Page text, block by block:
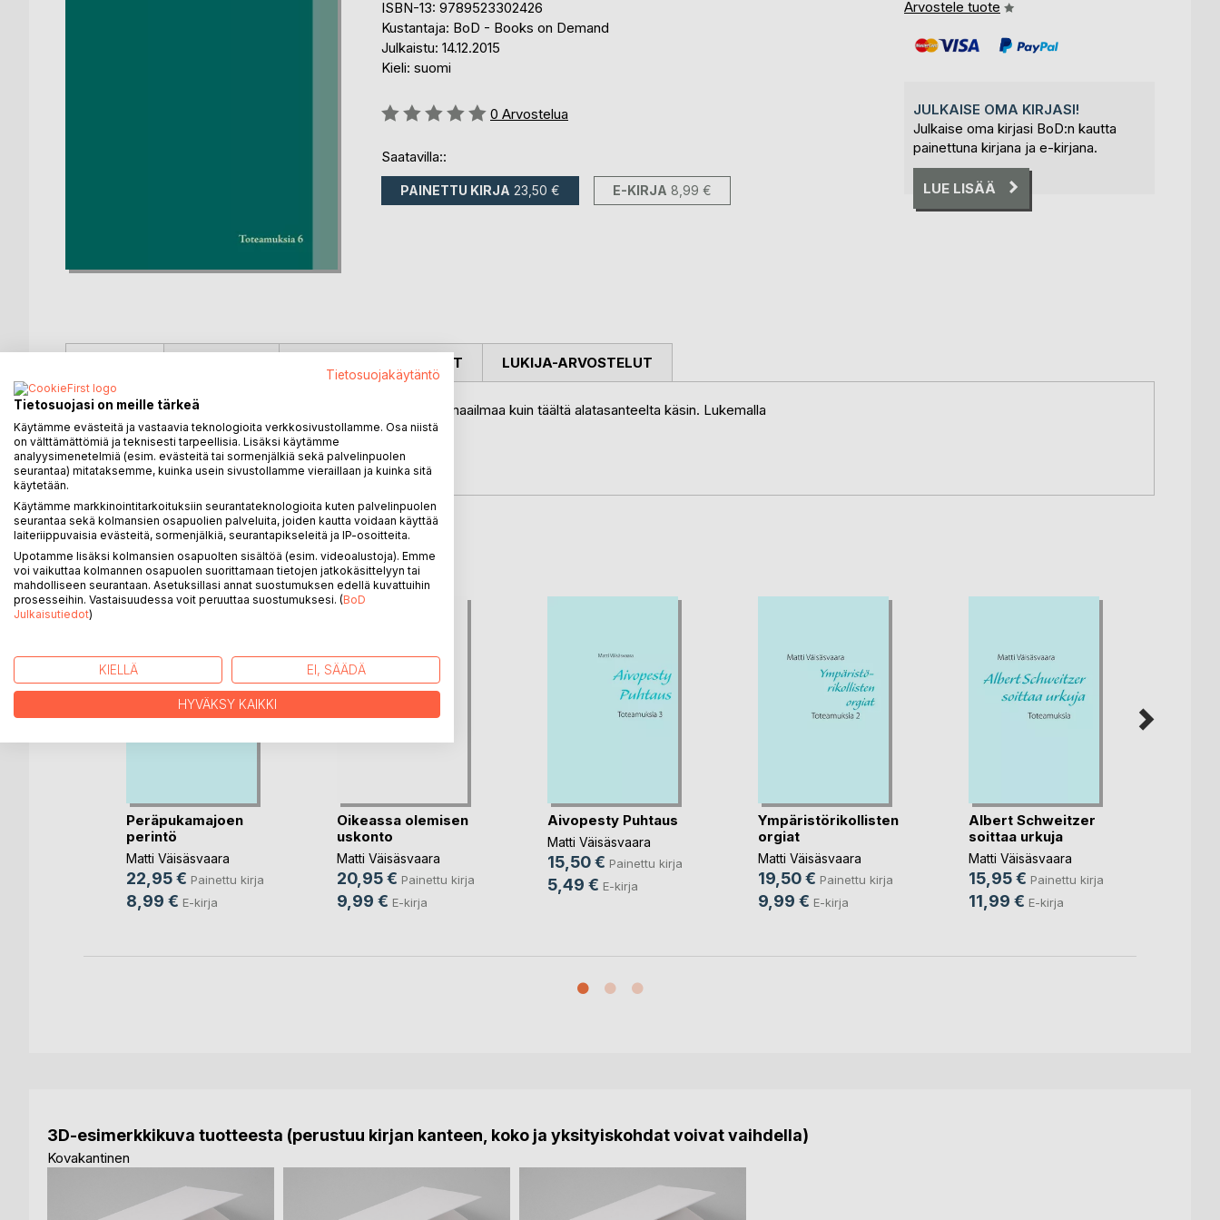
ISBN-13: 9789523302426
Kustantaja: BoD - Books on Demand
Julkaistu: 14.12.2015
Kieli: suomi
Arvostelu::
0 Arvostelua
Saatavilla::
PAINETTU KIRJA 23,50 € E-KIRJA 8,99 €
Arvostele tuote
JULKAISE OMA KIRJASI!
Julkaise oma kirjasi BoD:n kautta
painettuna kirjana ja e-kirjana.
LUE LISÄÄ
Korkeapaikan kammoa potevana en omaa kykyä katsella maailmaa kuin täältä alatasanteelta käsin. Lukemalla
saamieni tietojen perusteella ylätasanteelta käsin
katsottuna maailma näyttäytyy
kerrassaan toisennäköiseltä.
LEHDISTÖARVOSTELUT LUKIJA-ARVOSTELUT
LISÄÄ KIRJOJA BoD:LLA
Peräpukamajoen
perintö
Matti Väisäsvaara
22,95 € Painettu kirja
8,99 € E-kirja
Oikeassa olemisen
uskonto
Matti Väisäsvaara
20,95 € Painettu kirja
9,99 € E-kirja
Aivopesty Puhtaus
Matti Väisäsvaara
15,50 € Painettu kirja
5,49 € E-kirja
Ympäristörikollisten
orgiat
Matti Väisäsvaara
19,50 € Painettu kirja
9,99 € E-kirja
Albert Schweitzer
soittaa urkuja
Matti Väisäsvaara
15,95 € Painettu kirja
11,99 € E-kirja
3D-esimerkkikuva tuotteesta (perustuu kirjan kanteen, koko ja yksityiskohdat voivat vaihdella)
Kovakantinen
Tietosuojakäytäntö
Tietosuojasi on meille tärkeä
Käytämme evästeitä ja vastaavia teknologioita verkkosivustollamme. Osa niistä
on välttämättömiä ja teknisesti tarpeellisia. Lisäksi käytämme
analyysimenetelmiä (esim. evästeitä tai sormenjälkiä sekä palvelinpuolen
seurantaa) mitataksemme, kuinka usein sivustollamme vieraillaan ja kuinka sitä
käytetään.
Käytämme markkinointitarkoituksiin seurantateknologioita kuten palvelinpuolen
seurantaa sekä kolmansien osapuolien palveluita, joiden kautta voidaan käyttää
laiteriippuvaisia evästeitä, sormenjälkiä, seurantapikseleitä ja IP-osoitteita.
Upotamme lisäksi kolmansien osapuolten sisältöä (esim. videoalustoja). Emme
voi vaikuttaa kolmannen osapuolen suorittamaan tietojen jatkokäsittelyyn tai
mahdolliseen seurantaan. Asetuksillasi annat suostumuksen edellä kuvattuihin
prosesseihin. Vastaisuudessa voit peruuttaa suostumuksesi. (BoD
Julkaisutiedot)
KIELLÄ EI, SÄÄDÄ
HYVÄKSY KAIKKI